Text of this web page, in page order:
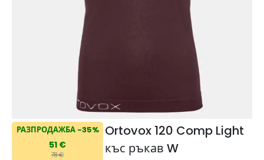
РАЗПРОДАЖБА -35%
51 €
78 €
Ortovox 120 Comp Light
къс ръкав W